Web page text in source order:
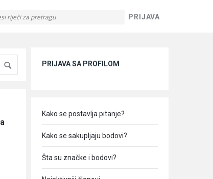
PRIJAVA
PRIJAVA SA PROFILOM
Kako se postavlja pitanje?
Kako se sakupljaju bodovi?
Šta su značke i bodovi?